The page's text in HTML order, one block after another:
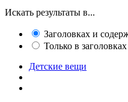
Искать результаты в...
Заголовках и
Только в заголовках
Детские вещи